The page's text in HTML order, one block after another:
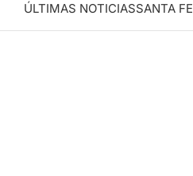
ÚLTIMAS NOTICIASSANTA FE